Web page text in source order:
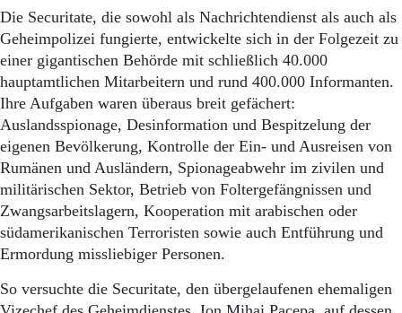
Die Securitate, die sowohl als Nachrichtendienst als auch als
Geheimpolizei fungierte, entwickelte sich in der Folgezeit zu
einer gigantischen Behörde mit schließlich 40.000
hauptamtlichen Mitarbeitern und rund 400.000 Informanten.
Ihre Aufgaben waren überaus breit gefächert:
Auslandsspionage, Desinformation und Bespitzelung der
eigenen Bevölkerung, Kontrolle der Ein- und Ausreisen von
Rumänen und Ausländern, Spionageabwehr im zivilen und
militärischen Sektor, Betrieb von Foltergefängnissen und
Zwangsarbeitslagern, Kooperation mit arabischen oder
südamerikanischen Terroristen sowie auch Entführung und
Ermordung missliebiger Personen.
So versuchte die Securitate, den übergelaufenen ehemaligen